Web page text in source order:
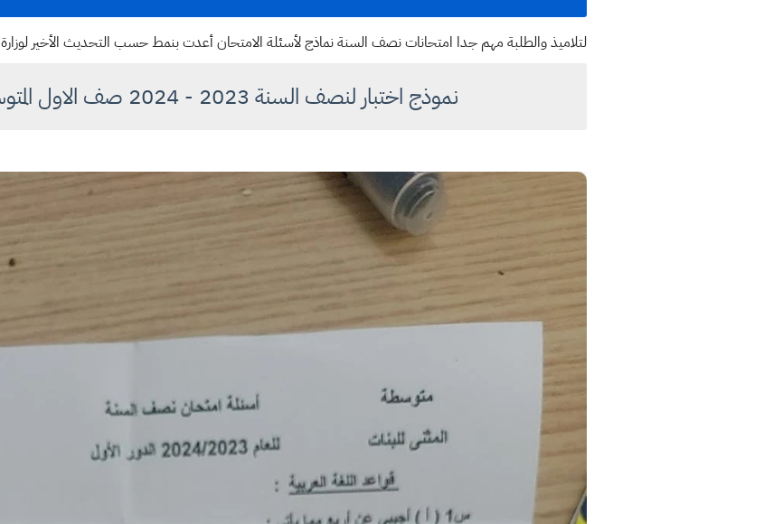
لتلاميذ والطلبة مهم جدا امتحانات نصف السنة نماذج لأسئلة الامتحان أعدت بنمط حسب التحديث الأخير لوزارة التربية (2024) للمناهج
نموذج اختبار لنصف السنة 2023 - 2024 صف الاول المتوسط مادة لغة عربية